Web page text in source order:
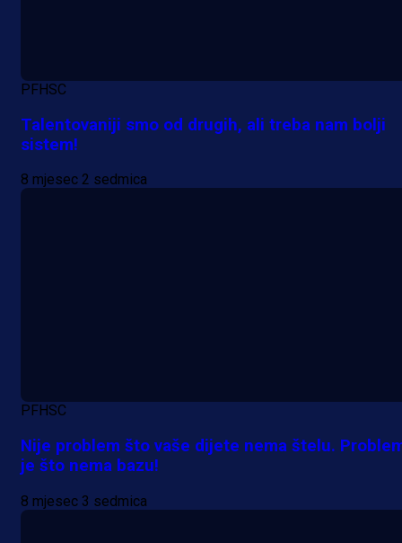
PFHSC
Talentovaniji smo od drugih, ali treba nam bolji
sistem!
8 mjesec 2 sedmica
PFHSC
Nije problem što vaše dijete nema štelu.
je što nema bazu!
8 mjesec 3 sedmica